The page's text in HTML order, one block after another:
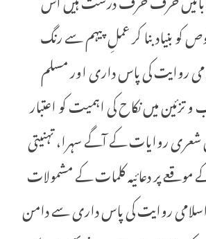
کو بنیاد بنا کر عملِ پیہم سے رنگ
روایت کی پاس داری اور مسلم
میں نکاح کی اہمیت کو اعتبار
روایات کے آگے سہرا، تہنیتی
پر دعائیہ کلمات کے مشمولات
اسلامی روایت کی پاس داری سے دامن